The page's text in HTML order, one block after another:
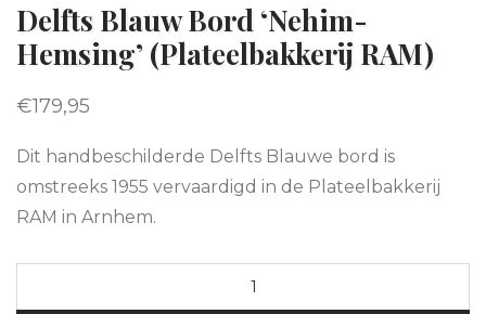
Delfts Blauw Bord ‘Nehim-
Hemsing’ (Plateelbakkerij RAM)
€179,95
Dit handbeschilderde Delfts Blauwe bord is
omstreeks 1955 vervaardigd in de Plateelbakkerij
RAM in Arnhem.